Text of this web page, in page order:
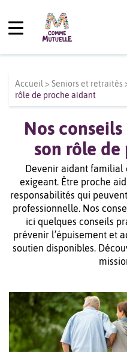
Accueil > Seniors et retraités
rôle de proche aidant
Nos
son rôle
Devenir aidant familial
exigeant. Être proche
responsabilités qui
professionnelle. Nos
ici quelques conseils
prévenir l’épuisement et
soutien disponibles.